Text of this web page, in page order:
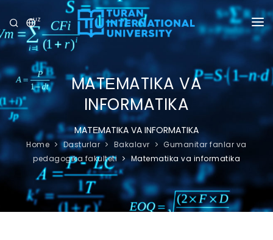
UZ
UNIVERSITET
DASTURLAR
QABUL
TADQIQOT
XALQARO ALOQALAR
YANGILIKLAR
MATЕMATIKA VA
INFORMATIKA
MATЕMATIKA VA INFORMATIKA
Home Dasturlar Bakalavr
Gumanitar fanlar va
pedagogika fakulteti
Matematika va informatika